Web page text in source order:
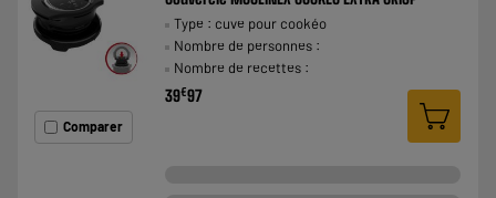
Comparer
Type : cuve pour cookéo
Nombre de personnes :
Nombre de recettes :
39€97